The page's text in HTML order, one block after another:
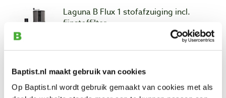
Baptist.nl maakt gebruik van cookies
Op Baptist.nl wordt gebruik gemaakt van cookies met als
Laguna B Flux 1 stofafzuiging incl.
fijnstoffilter
€ 789,00 incl. btw
Op voorraad
Vergelijken